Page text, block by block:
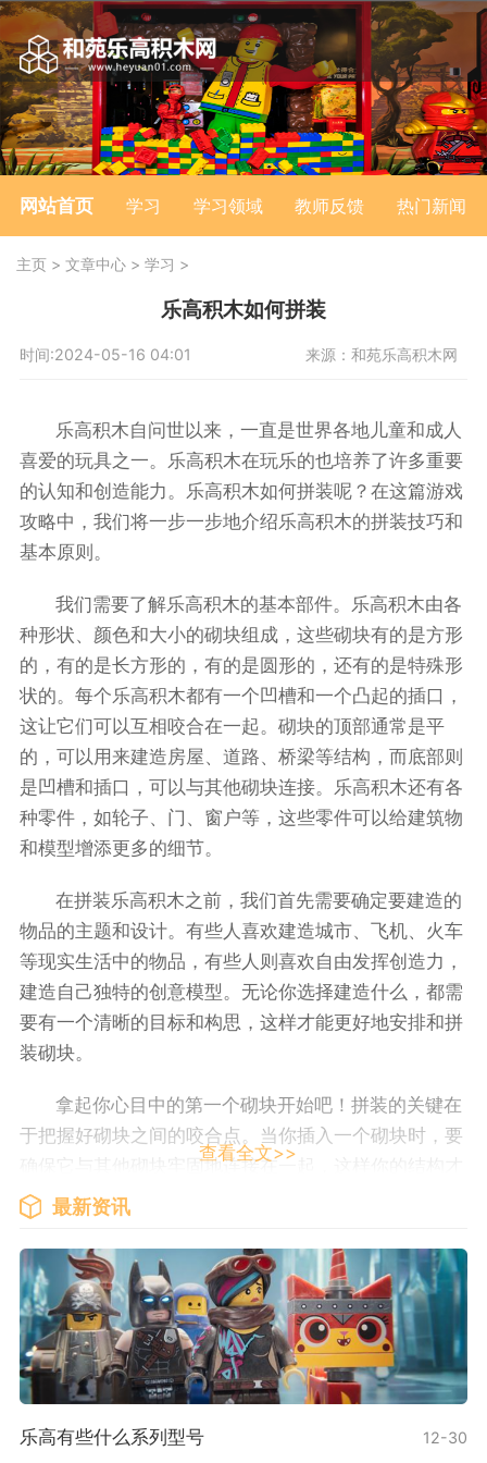
网站首页 学习 学习领域 教师反馈 热门新闻
主页 > 文章中心 > 学习 >
乐高积木如何拼装
时间:2024-05-16 04:01 来源：和苑乐高积木网
乐高积木自问世以来，一直是世界各地儿童和成人
喜爱的玩具之一。乐高积木在玩乐的也培养了许多重要
的认知和创造能力。乐高积木如何拼装呢？在这篇游戏
攻略中，我们将一步一步地介绍乐高积木的拼装技巧和
基本原则。
我们需要了解乐高积木的基本部件。乐高积木由各
种形状、颜色和大小的砌块组成，这些砌块有的是方形
的，有的是长方形的，有的是圆形的，还有的是特殊形
状的。每个乐高积木都有一个凹槽和一个凸起的插口，
这让它们可以互相咬合在一起。砌块的顶部通常是平
的，可以用来建造房屋、道路、桥梁等结构，而底部则
是凹槽和插口，可以与其他砌块连接。乐高积木还有各
种零件，如轮子、门、窗户等，这些零件可以给建筑物
和模型增添更多的细节。
在拼装乐高积木之前，我们首先需要确定要建造的
物品的主题和设计。有些人喜欢建造城市、飞机、火车
等现实生活中的物品，有些人则喜欢自由发挥创造力，
建造自己独特的创意模型。无论你选择建造什么，都需
要有一个清晰的目标和构思，这样才能更好地安排和拼
装砌块。
拿起你心目中的第一个砌块开始吧！拼装的关键在
于把握好砌块之间的咬合点。当你插入一个砌块时，要
确保它与其他砌块牢固地连接在一起，这样你的结构才
会稳固。有时候，你可能需要用力推动或旋转砌块才能
把它们咬合在一起，这是正常的，不必担心弄坏它们。
乐高积木的设计非常耐用，确保在适当的方法下使用时
不易损坏。
拼装乐高积木时，可以根据需要加入其他零件来增
添细节。建造一座房子时，可以加入窗户和门来创造更
真实的效果。在建造车辆时，可以加入轮子和车轴，使
它们可以真实地移动。需要注意的是，每个零件都有其
查看全文>>
最新资讯
乐高有些什么系列型号 12-30